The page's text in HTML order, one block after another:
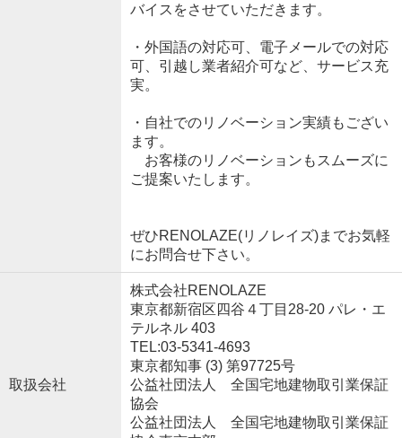
バイスをさせていただきます。
・外国語の対応可、電子メールでの対応
可、引越し業者紹介可など、サービス充
実。
・自社でのリノベーション実績もござい
ます。
お客様のリノベーションもスムーズに
ご提案いたします。
ぜひRENOLAZE(リノレイズ)までお気軽
にお問合せ下さい。
取扱会社
株式会社RENOLAZE
東京都新宿区四谷４丁目28-20 パレ・エ
テルネル 403
TEL:03-5341-4693
東京都知事 (3) 第97725号
公益社団法人 全国宅地建物取引業保証
協会
公益社団法人 全国宅地建物取引業保証